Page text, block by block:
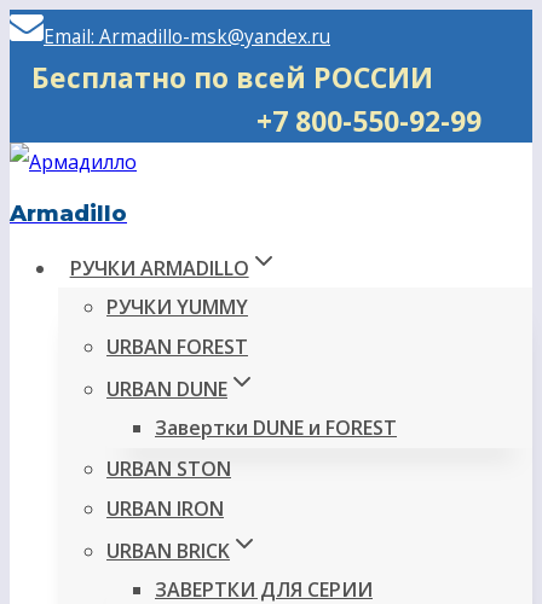
Перейти
Email: Armadillo-msk@yandex.ru
Бесплатно по всей РОССИИ
+7 800-550-92-99
Armadillo
РУЧКИ ARMADILLO
РУЧКИ YUMMY
URBAN FOREST
URBAN DUNE
Завертки DUNE и FOREST
URBAN STON
URBAN IRON
URBAN BRICK
ЗАВЕРТКИ ДЛЯ СЕРИИ